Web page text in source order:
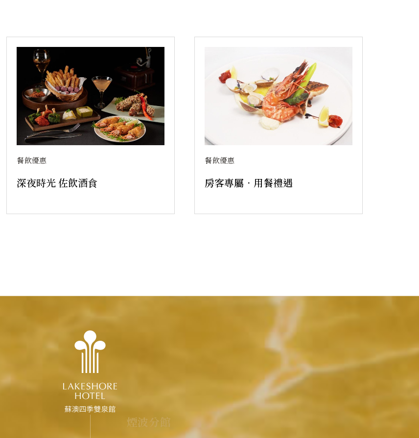
餐飲優惠
深夜時光 佐飲酒食
餐飲優惠
房客專屬．用餐禮遇
煙波分館